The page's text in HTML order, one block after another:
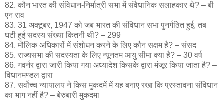
82. कौन भारत की संविधान-निर्मात्री सभा में संवैधानिक सलाहकार थे? – बी
एन राव
83. 31 अक्टूबर, 1947 को जब भारत की संविधान सभा पुनर्गठित हुई, तब
घटी हुई सदस्य संख्या कितनी थी? – 299
84. मौलिक अधिकारों में संशोधन करने के लिए कौन सक्षम है? – संसद
85. राज्यसभा की सदस्यता के लिए न्यूनतम आयु सीमा क्या है? – 30 वर्ष
86. गवर्नर द्वारा जारी किया गया अध्यादेश किसके द्वारा मंजूर किया जाता है? –
विधानमण्डल द्वारा
87. सर्वोच्च न्यायालय ने किस मुकदमें में यह बनाए रखा कि प्रस्तावना संविधान
का भाग नहीं है? – बेरुबारी मुकदमा